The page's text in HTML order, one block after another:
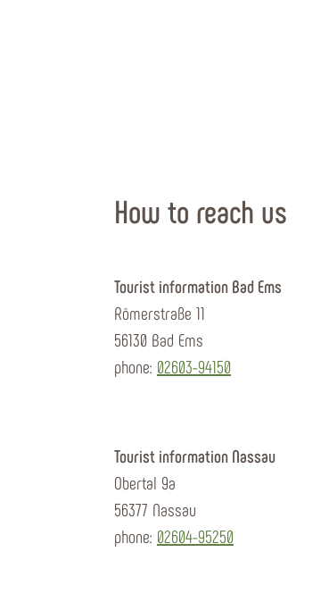
How to reach us
Tourist information Bad Ems
Römerstraße 11
56130 Bad Ems
phone: 02603-94150
Tourist information Nassau
Obertal 9a
56377 Nassau
phone: 02604-95250